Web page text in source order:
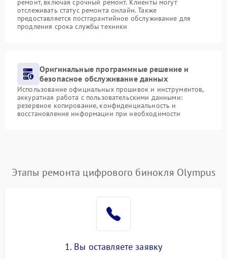
ремонт, включая срочный ремонт. Клиенты могут
отслеживать статус ремонта онлайн. Также
предоставляется постгарантийное обслуживание для
продления срока службы техники
Оригинальные программные решение и
безопасное обслуживание данных
Использование официальных прошивок и инструментов,
аккуратная работа с пользовательскими данными:
резервное копирование, конфиденциальность и
восстановление информации при необходимости
Этапы ремонта цифрового бинокля Olympus
1. Вы оставляете заявку